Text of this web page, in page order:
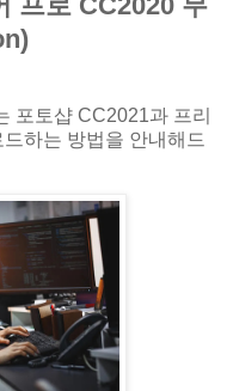
포토샵 CC2021과 프리
하는 방법을 안내해드